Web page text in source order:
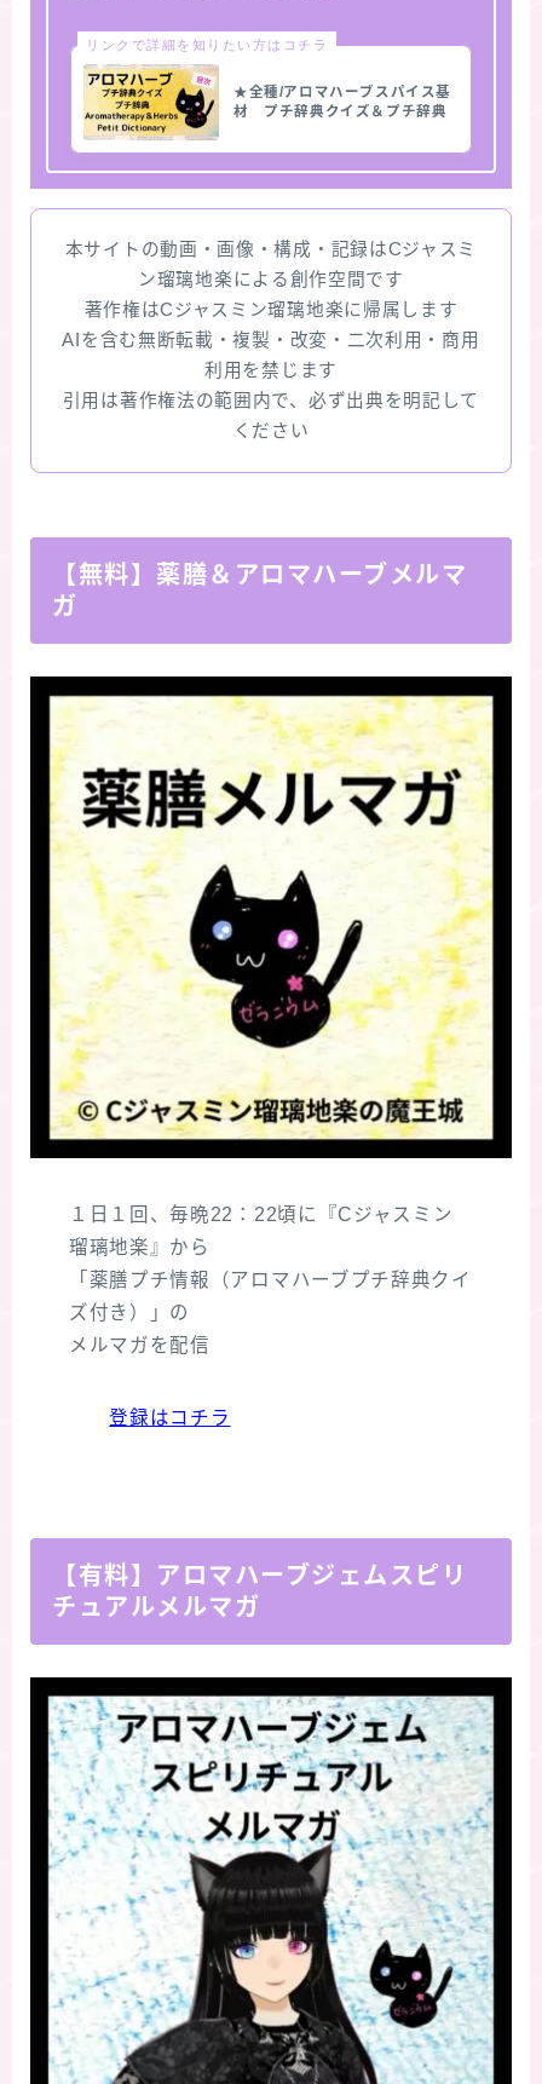
リンクで詳細を知りたい方はコチラ
★全種/アロマハーブスパイス基
材 プチ辞典クイズ＆プチ辞典
本サイトの動画・画像・構成・記録はCジャスミ
ン瑠璃地楽による創作空間です
著作権はCジャスミン瑠璃地楽に帰属します
AIを含む無断転載・複製・改変・二次利用・商用
利用を禁じます
引用は著作権法の範囲内で、必ず出典を明記して
ください
【無料】薬膳＆アロマハーブメルマ
ガ
１日１回、毎晩22：22頃に『Cジャスミン
瑠璃地楽』から
「薬膳プチ情報（アロマハーブプチ辞典クイ
ズ付き）」の
メルマガを配信
登録はコチラ
【有料】アロマハーブジェムスピリ
チュアルメルマガ